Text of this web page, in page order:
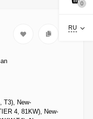
T3), New-
4, 81KW), New-
0
RU